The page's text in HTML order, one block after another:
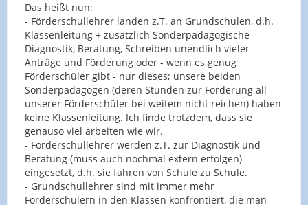
Das heißt nun:
- Förderschullehrer landen z.T. an Grundschulen, d.h.
Klassenleitung + zusätzlich Sonderpädagogische
Diagnostik, Beratung, Schreiben unendlich vieler
Anträge und Förderung oder - wenn es genug
Förderschüler gibt - nur dieses; unsere beiden
Sonderpädagogen (deren Stunden zur Förderung all
unserer Förderschüler bei weitem nicht reichen) haben
keine Klassenleitung. Ich finde trotzdem, dass sie
genauso viel arbeiten wie wir.
- Förderschullehrer werden z.T. zur Diagnostik und
Beratung (muss auch nochmal extern erfolgen)
eingesetzt, d.h. sie fahren von Schule zu Schule.
- Grundschullehrer sind mit immer mehr
Förderschülern in den Klassen konfrontiert, die man